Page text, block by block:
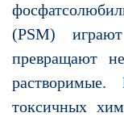
(PSM)
превращают
токсичных